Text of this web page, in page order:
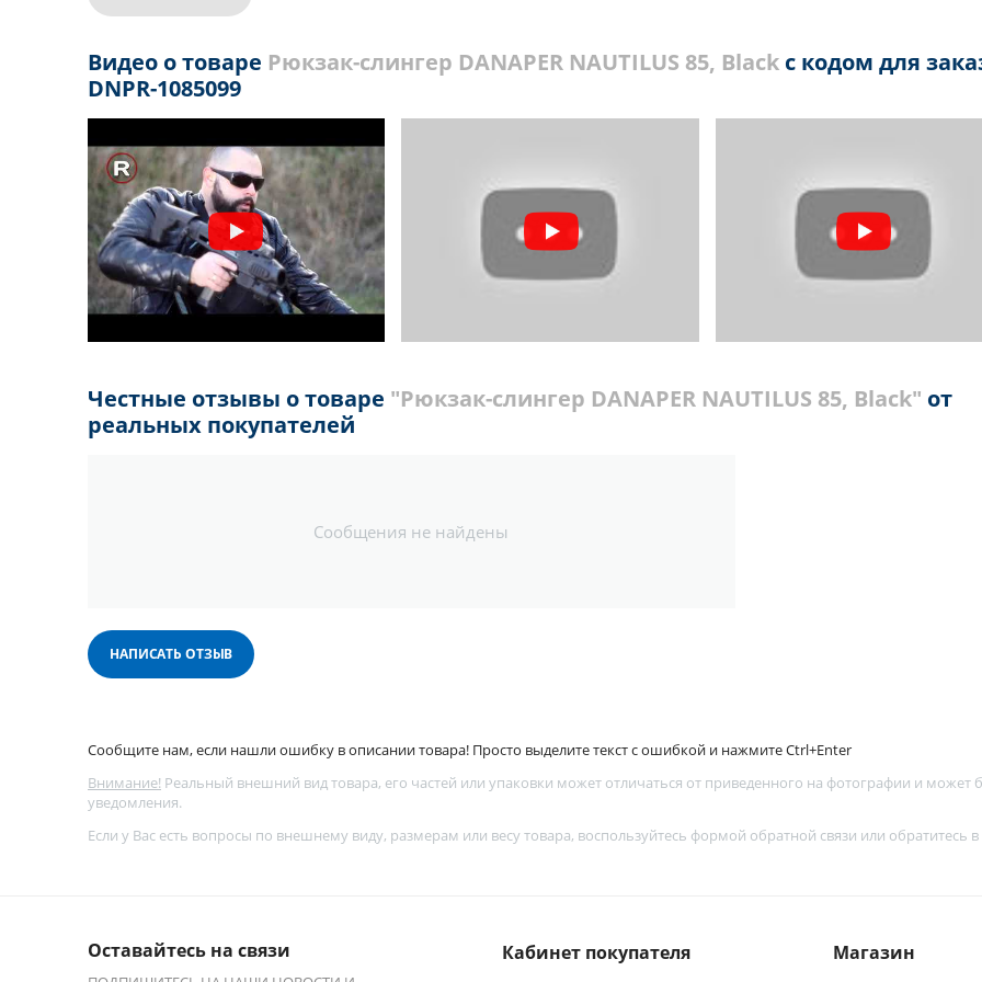
Видео о товаре Рюкзак-слингер DANAPER NAUTILUS 85, Black с кодом для
DNPR-1085099
Честные отзывы о товаре "Рюкзак-слингер DANAPER NAUTILUS 85, Black" от
реальных покупателей
Сообщения не найдены
НАПИСАТЬ ОТЗЫВ
Сообщите нам, если нашли ошибку в описании товара! Просто выделите текст с ошибкой и нажмите Ctrl+Enter
Внимание! Реальный внешний вид товара, его частей или упаковки может отличаться от приведенного на фотографии и
уведомления.
Если у Вас есть вопросы по внешнему виду, размерам или весу товара, воспользуйтесь формой обратной связи или обратитесь
Оставайтесь на связи Кабинет покупателя Магазин